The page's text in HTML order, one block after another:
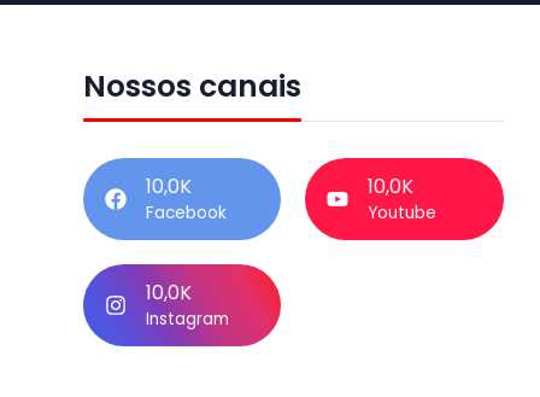
Nossos canais
10,0K
Facebook
10,0K
Youtube
10,0K
Instagram